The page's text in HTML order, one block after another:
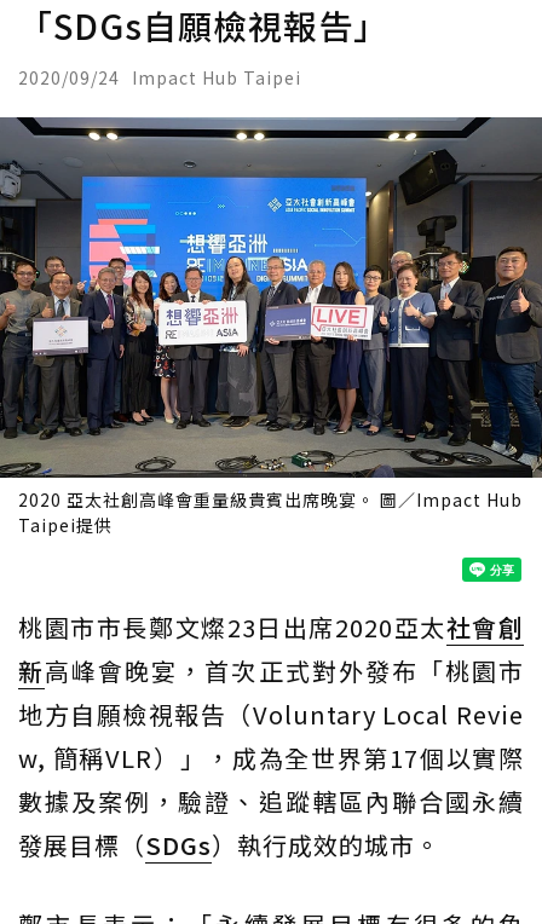
「SDGs自願檢視報告」
2020/09/24 Impact Hub Taipei
2020 亞太社創高峰會重量級貴賓出席晚宴。 圖／Impact Hub
Taipei提供
桃園市市長鄭文燦23日出席2020亞太社會創
新高峰會晚宴，首次正式對外發布「桃園市
地方自願檢視報告（Voluntary Local Revie
w, 簡稱VLR）」，成為全世界第17個以實際
數據及案例，驗證、追蹤轄區內聯合國永續
發展目標（SDGs）執行成效的城市。